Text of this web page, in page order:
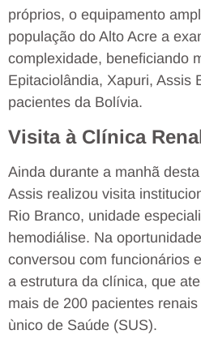
próprios, o equipamento
população do Alto Acre a
complexidade, beneficiando
Epitaciolândia, Xapuri, Assis
pacientes da Bolívia.
Visita à Clínica
Ainda durante a manhã
Assis realizou visita
Rio Branco, unidade
hemodiálise. Na
conversou com funcionários
a estrutura da clínica, que
mais de 200 pacientes
ùnico de Saúde (SUS).